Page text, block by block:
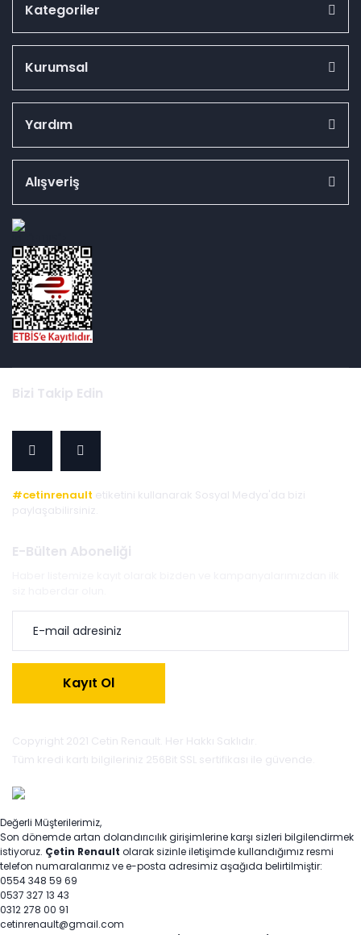
Kategoriler
Kurumsal
Yardım
Alışveriş
Bizi Takip Edin
#cetinrenault etiketini kullanarak Sosyal Medya'da bizi
paylaşabilirsiniz.
E-Bülten Aboneliği
Kayıt Ol
Copyright 2021 Cetin Renault. Her Hakkı Saklıdır.
Tüm kredi kartı bilgileriniz 256Bit SSL sertifikası ile güvende.
Değerli Müşterilerimiz,
Son dönemde artan dolandırıcılık girişimlerine karşı sizleri bilgilendirmek
istiyoruz. Çetin Renault olarak sizinle iletişimde kullandığımız resmi
telefon numaralarımız ve e-posta adresimiz aşağıda belirtilmiştir:
0554 348 59 69
0537 327 13 43
0312 278 00 91
cetinrenault@gmail.com